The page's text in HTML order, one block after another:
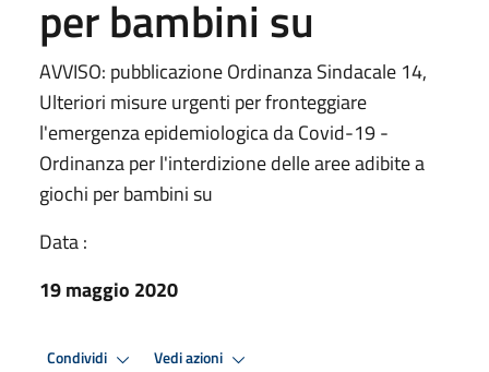
per bambini su
AVVISO: pubblicazione Ordinanza Sindacale 14,
Ulteriori misure urgenti per fronteggiare
l'emergenza epidemiologica da Covid-19 -
Ordinanza per l'interdizione delle aree adibite a
giochi per bambini su
Data :
19 maggio 2020
Condividi Vedi azioni